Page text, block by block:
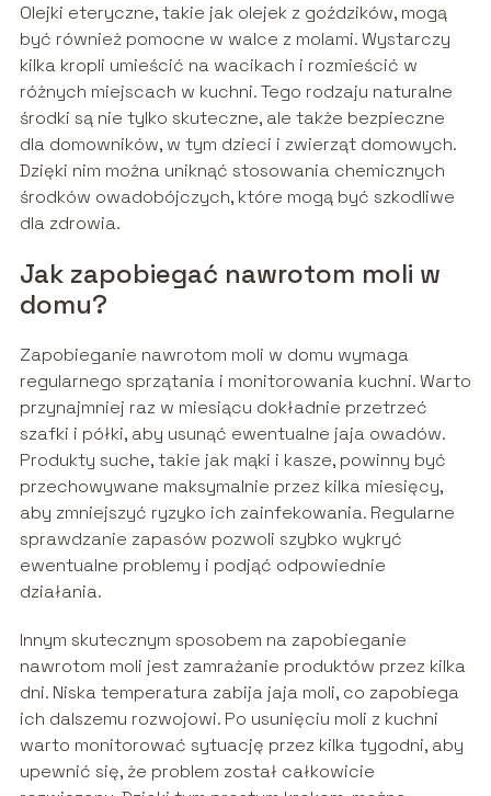
Olejki eteryczne, takie jak olejek z goździków, mogą
być również pomocne w walce z molami. Wystarczy
kilka kropli umieścić na wacikach i rozmieścić w
różnych miejscach w kuchni. Tego rodzaju naturalne
środki są nie tylko skuteczne, ale także bezpieczne
dla domowników, w tym dzieci i zwierząt domowych.
Dzięki nim można uniknąć stosowania chemicznych
środków owadobójczych, które mogą być szkodliwe
dla zdrowia.
Jak zapobiegać nawrotom moli w
domu?
Zapobieganie nawrotom moli w domu wymaga
regularnego sprzątania i monitorowania kuchni. Warto
przynajmniej raz w miesiącu dokładnie przetrzeć
szafki i półki, aby usunąć ewentualne jaja owadów.
Produkty suche, takie jak mąki i kasze, powinny być
przechowywane maksymalnie przez kilka miesięcy,
aby zmniejszyć ryzyko ich zainfekowania. Regularne
sprawdzanie zapasów pozwoli szybko wykryć
ewentualne problemy i podjąć odpowiednie
działania.
Innym skutecznym sposobem na zapobieganie
nawrotom moli jest zamrażanie produktów przez kilka
dni. Niska temperatura zabija jaja moli, co zapobiega
ich dalszemu rozwojowi. Po usunięciu moli z kuchni
warto monitorować sytuację przez kilka tygodni, aby
upewnić się, że problem został całkowicie